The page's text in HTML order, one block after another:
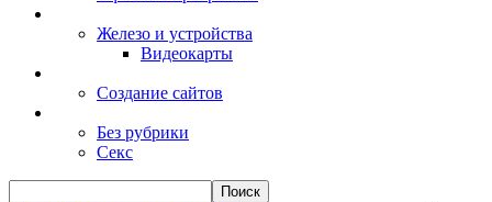
Железо и устройства
Видеокарты
Создание сайтов
Без рубрики
Секс